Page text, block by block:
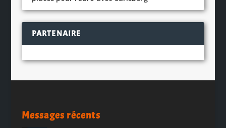
PARTENAIRE
Messages récents